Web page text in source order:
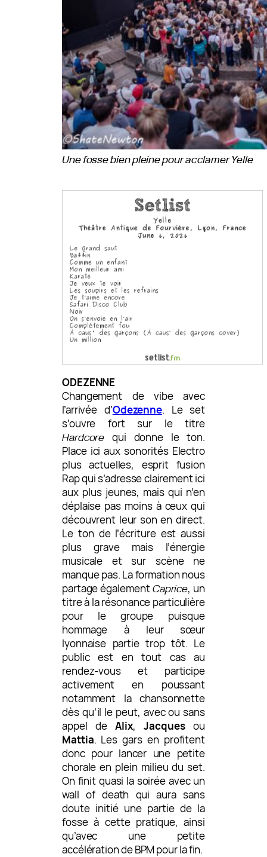
Une fosse bien pleine pour acclamer Yelle
ODEZENNE
Changement de vibe avec
l’arrivée d’Odezenne. Le set
s’ouvre fort sur le titre
Hardcorequi donne le ton.
Place ici aux sonorités Electro
plus actuelles, esprit fusion
Rap qui s’adresse clairement ici
aux plus jeunes, mais qui n’en
déplaise pas moins à ceux qui
découvrent leur son en direct.
Le ton de l’écriture est aussi
plus grave mais l’énergie
musicale et sur scène ne
manque pas. La formation nous
partage égalementCaprice, un
titre à la résonance particulière
pour le groupe puisque
hommage à leur sœur
lyonnaise partie trop tôt. Le
public est en tout cas au
rendez-vous et participe
activement en poussant
notamment la chansonnette
dès qu’il le peut, avec ou sans
appel deAlix,Jacquesou
Mattia. Les gars en profitent
donc pour lancer une petite
chorale en plein milieu du set.
On finit quasi la soirée avec un
wall of death qui aura sans
doute initié une partie de la
fosse à cette pratique, ainsi
qu’avec une petite
accélération de BPM pour la fin.